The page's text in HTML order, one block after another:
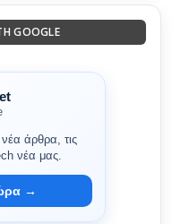
GOOGLE
άρθρα, τις
νέα μας.
→